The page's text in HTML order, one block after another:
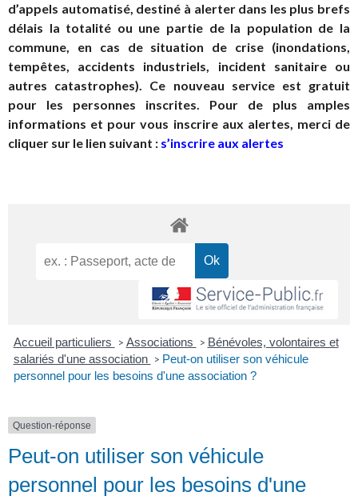
d’appels automatisé, destiné à alerter dans les plus brefs
délais la totalité ou une partie de la population de la
commune, en cas de situation de crise (inondations,
tempêtes, accidents industriels, incident sanitaire ou
autres catastrophes). Ce nouveau service est gratuit
pour les personnes inscrites. Pour de plus amples
informations et pour vous inscrire aux alertes, merci de
cliquer sur le lien suivant : s’inscrire aux alertes
Accueil particuliers > Associations > Bénévoles, volontaires et
salariés d'une association > Peut-on utiliser son véhicule
personnel pour les besoins d'une association ?
Question-réponse
Peut-on utiliser son véhicule
personnel pour les besoins d'une